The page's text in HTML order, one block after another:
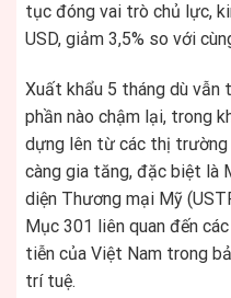
tục đóng vai trò chủ lực,
USD, giảm 3,5% so với
Xuất khẩu 5 tháng dù
phần nào chậm lại, trong
dựng lên từ các thị trường
càng gia tăng, đặc biệt là
diện Thương mại Mỹ
Mục 301 liên quan đến
tiễn của Việt Nam trong
trí tuệ.